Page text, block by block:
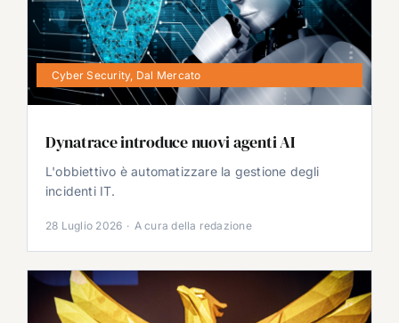
Cyber Security, Dal Mercato
Dynatrace introduce nuovi agenti AI
L'obbiettivo è automatizzare la gestione degli
incidenti IT.
28 Luglio 2026 · A cura della redazione